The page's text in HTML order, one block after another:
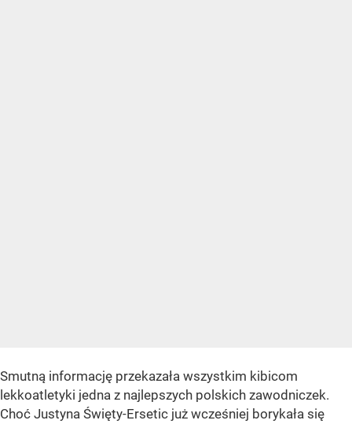
Smutną informację przekazała wszystkim kibicom
lekkoatletyki jedna z najlepszych polskich zawodniczek.
Choć Justyna Święty-Ersetic już wcześniej borykała się